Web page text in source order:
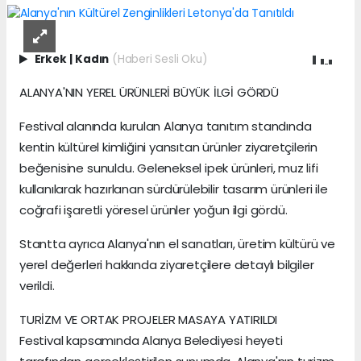
Erkek | Kadın (Haberi Sesli Oku)
ALANYA'NIN YEREL ÜRÜNLERİ BÜYÜK İLGİ GÖRDÜ
Festival alanında kurulan Alanya tanıtım standında
kentin kültürel kimliğini yansıtan ürünler ziyaretçilerin
beğenisine sunuldu. Geleneksel ipek ürünleri, muz lifi
kullanılarak hazırlanan sürdürülebilir tasarım ürünleri ile
coğrafi işaretli yöresel ürünler yoğun ilgi gördü.
Stantta ayrıca Alanya'nın el sanatları, üretim kültürü ve
yerel değerleri hakkında ziyaretçilere detaylı bilgiler
verildi.
TURİZM VE ORTAK PROJELER MASAYA YATIRILDI
Festival kapsamında Alanya Belediyesi heyeti